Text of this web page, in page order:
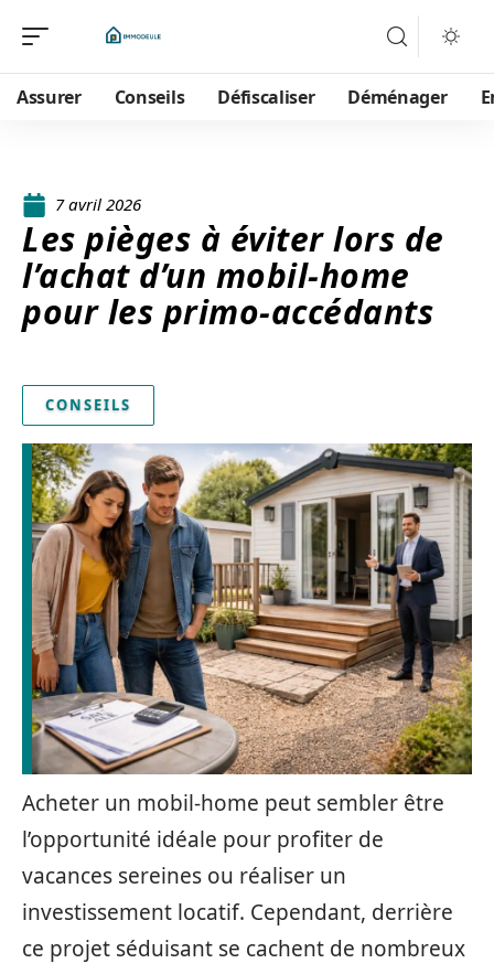
Assurer Conseils Défiscaliser Déménager
7 avril 2026
Les pièges à éviter lors de
l’achat d’un mobil-home
pour les primo-accédants
CONSEILS
Acheter un mobil-home peut sembler être
l’opportunité idéale pour profiter de
vacances sereines ou réaliser un
investissement locatif. Cependant, derrière
ce projet séduisant se cachent de nombreux